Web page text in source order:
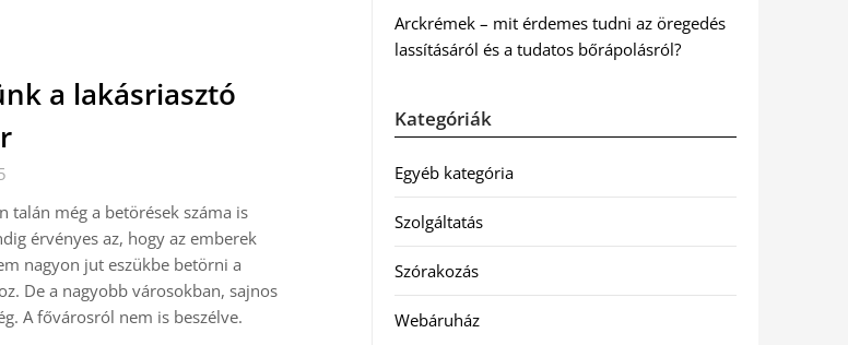
a lakásriasztó
talán még a betörések száma is
érvényes az, hogy az emberek
nagyon jut eszükbe betörni a
De a nagyobb városokban, sajnos
A fővárosról nem is beszélve.
Arckrémek – mit érdemes tudni az öregedés
lassításáról és a tudatos bőrápolásról?
Kategóriák
Egyéb kategória
Szolgáltatás
Szórakozás
Webáruház